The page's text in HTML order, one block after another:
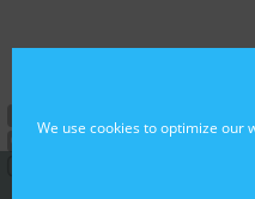
We use cookies to optimize our